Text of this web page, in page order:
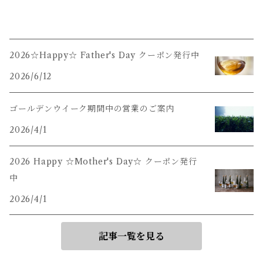
2026☆Happy☆ Father's Day クーポン発行中
2026/6/12
ゴールデンウイーク期間中の営業のご案内
2026/4/1
2026 Happy ☆Mother's Day☆ クーポン発行
中
2026/4/1
記事一覧を見る